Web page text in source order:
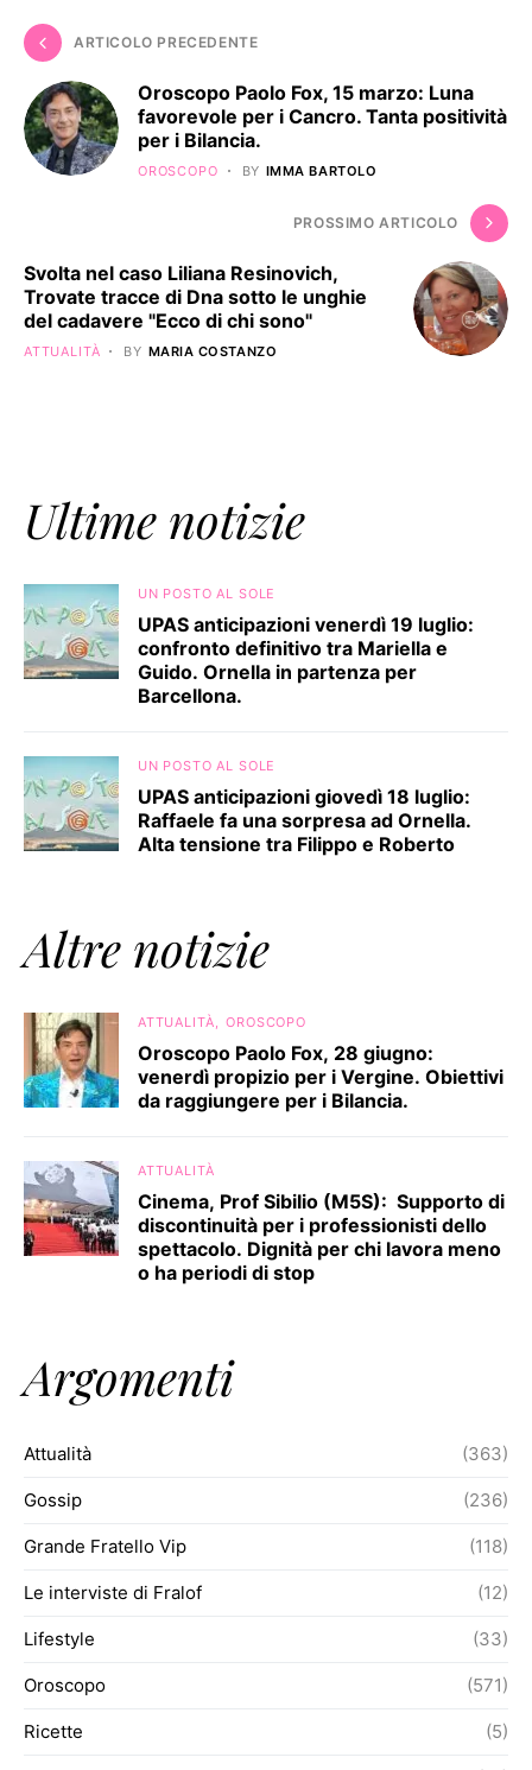
ARTICOLO PRECEDENTE
Oroscopo Paolo Fox, 15 marzo: Luna
favorevole per i Cancro. Tanta positività
per i Bilancia.
OROSCOPO BY IMMA BARTOLO
PROSSIMO ARTICOLO
Svolta nel caso Liliana Resinovich,
Trovate tracce di Dna sotto le unghie
del cadavere "Ecco di chi sono"
ATTUALITÀ BY MARIA COSTANZO
Ultime notizie
UN POSTO AL SOLE
UPAS anticipazioni venerdì 19 luglio:
confronto definitivo tra Mariella e
Guido. Ornella in partenza per
Barcellona.
UN POSTO AL SOLE
UPAS anticipazioni giovedì 18 luglio:
Raffaele fa una sorpresa ad Ornella.
Alta tensione tra Filippo e Roberto
Altre notizie
ATTUALITÀ OROSCOPO
Oroscopo Paolo Fox, 28 giugno:
venerdì propizio per i Vergine. Obiettivi
da raggiungere per i Bilancia.
ATTUALITÀ
Cinema, Prof Sibilio (M5S): Supporto di
discontinuità per i professionisti dello
spettacolo. Dignità per chi lavora meno
o ha periodi di stop
Argomenti
Attualità (363)
Gossip (236)
Grande Fratello Vip (118)
Le interviste di Fralof (12)
Lifestyle (33)
Oroscopo (571)
Ricette (5)